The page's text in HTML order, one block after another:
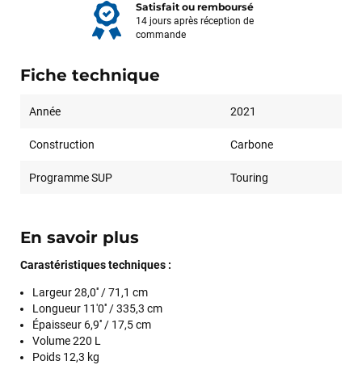
Satisfait ou remboursé
14 jours après réception de
commande
Fiche technique
Année 2021
Construction Carbone
Programme SUP Touring
En savoir plus
Carastéristiques techniques :
Largeur 28,0'' / 71,1 cm
Longueur 11'0'' / 335,3 cm
Épaisseur 6,9'' / 17,5 cm
Volume 220 L
Poids 12,3 kg